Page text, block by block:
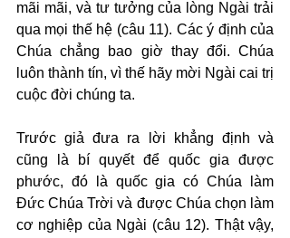
mãi mãi, và tư tưởng của lòng Ngài trải
qua mọi thế hệ (câu 11). Các ý định của
Chúa chẳng bao giờ thay đổi. Chúa
luôn thành tín, vì thế hãy mời Ngài cai trị
cuộc đời chúng ta.
Trước giả đưa ra lời khẳng định và
cũng là bí quyết để quốc gia được
phước, đó là quốc gia có Chúa làm
Đức Chúa Trời và được Chúa chọn làm
cơ nghiệp của Ngài (câu 12). Thật vậy,